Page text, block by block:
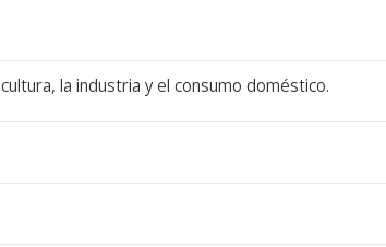
la industria y el consumo doméstico.